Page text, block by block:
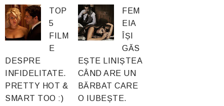
TOP
5
FILM
E
DESPRE
INFIDELITATE.
PRETTY HOT &
SMART TOO :)
FEM
EIA
ÎȘI
GĂS
EȘTE LINIȘTEA
CÂND ARE UN
BĂRBAT CARE
O IUBEȘTE.